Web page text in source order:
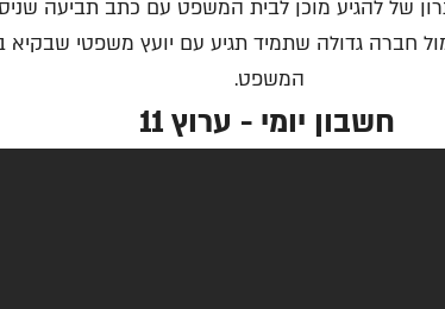
של להגיע מוכן לבית המשפט עם כתב תביעה
חברה גדולה שתמיד תגיע עם יועץ משפטי שבקיא
המשפט.
חשבון יומי - ערוץ 11